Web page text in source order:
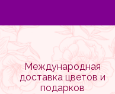
Международная
доставка цветов и
подарков